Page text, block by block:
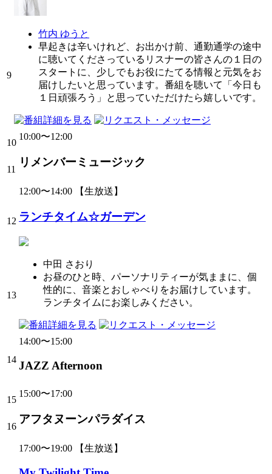
竹内 ゆうと
早起きは辛いけれど、お出かけ前、通勤通学の途中
に聴いてくださっているリスナーの皆さんの１日の
スタートに、少しでもお役にたてる情報と元気をお
届けしたいと思っています。番組を聴いて「今日も
１日頑張ろう」と思っていただけたら嬉しいです。
9
10
10:00〜12:00
リメンバーミュージック
11
12
12:00〜14:00 【生放送】
ランチタイム☆ガーデン
中田 さおり
お昼のひと時、パーソナリティーが気ままに、個
性的に、音楽とおしゃべりをお届けしています。
ランチタイムにお楽しみください。
13
14
14:00〜15:00
JAZZ Afternoon
15
15:00〜17:00
アフタヌーンパラダイス
16
17:00〜19:00 【生放送】